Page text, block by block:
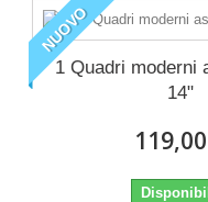
NUOVO
1 Quadri moderni
14"